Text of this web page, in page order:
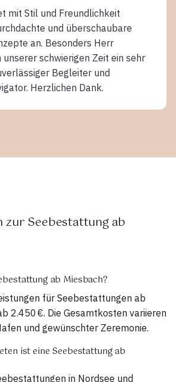
mit Stil und Freundlichkeit
und überschaubare
an. Besonders Herr
schwierigen Zeit ein sehr
Begleiter und
Herzlichen Dank.
zur Seebestattung ab
ab Miesbach?
für Seebestattungen ab
2.450 €. Die Gesamtkosten variieren
und gewünschter Zeremonie.
ist eine Seebestattung ab
in Nordsee und